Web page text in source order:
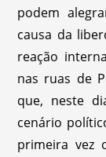
podem
causa da
reação
nas ruas de
que, neste
cenário
primeira vez